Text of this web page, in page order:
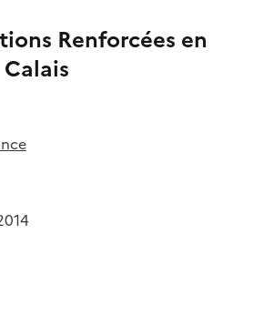
Renforcées en